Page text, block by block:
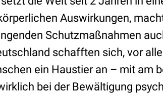
Auswirkungen,
Schutzmaßnahmen
schafften sich, vor
ein Haustier an – mit am
bei der Bewältigung